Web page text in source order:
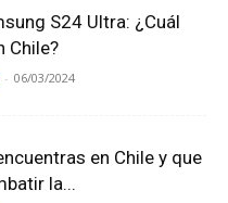
S24 Ultra: ¿Cuál
Chile?
- 06/03/2024
en Chile y que
la...